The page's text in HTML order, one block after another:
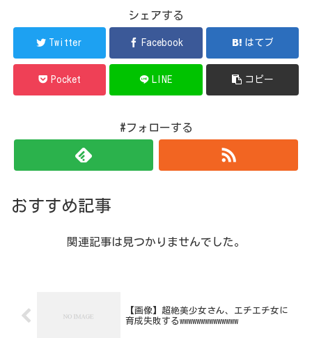
シェアする
Twitter Facebook はてブ
Pocket LINE コピー
#フォローする
おすすめ記事
関連記事は見つかりませんでした。
【画像】超絶美少女さん、エチエチ女に
育成失敗するwwwwwwwwwwwwww